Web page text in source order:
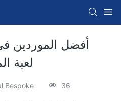
أفضل الموردين
لعبة
Bespoke 36